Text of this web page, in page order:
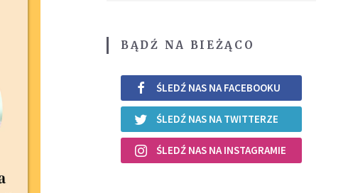
BĄDŹ NA BIEŻĄCO
ŚLEDŹ NAS NA FACEBOOKU
ŚLEDŹ NAS NA TWITTERZE
ŚLEDŹ NAS NA INSTAGRAMIE